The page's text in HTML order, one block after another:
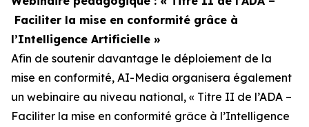
Faciliter la mise en conformité grâce à
l’Intelligence Artificielle »
Afin de soutenir davantage le déploiement de la
mise en conformité, AI-Media organisera également
un webinaire au niveau national, « Titre II de l’ADA –
Faciliter la mise en conformité grâce à l’Intelligence